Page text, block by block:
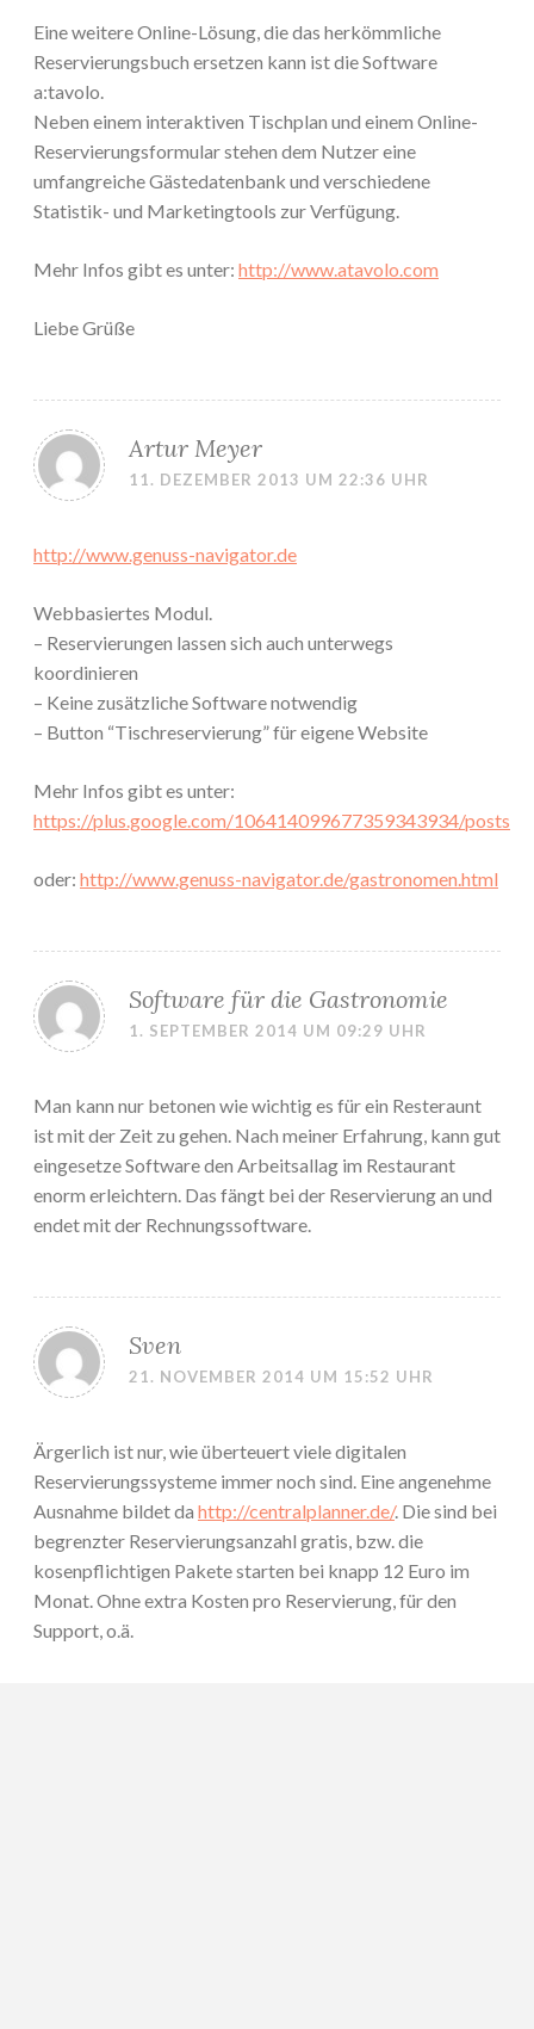
Eine weitere Online-Lösung, die das herkömmliche
Reservierungsbuch ersetzen kann ist die Software
a:tavolo.
Neben einem interaktiven Tischplan und einem Online-
Reservierungsformular stehen dem Nutzer eine
umfangreiche Gästedatenbank und verschiedene
Statistik- und Marketingtools zur Verfügung.
Mehr Infos gibt es unter: http://www.atavolo.com
Liebe Grüße
Artur Meyer
11. DEZEMBER 2013 UM 22:36 UHR
http://www.genuss-navigator.de
Webbasiertes Modul.
– Reservierungen lassen sich auch unterwegs
koordinieren
– Keine zusätzliche Software notwendig
– Button “Tischreservierung” für eigene Website
Mehr Infos gibt es unter:
https://plus.google.com/106414099677359343934/posts
oder: http://www.genuss-navigator.de/gastronomen.html
Software für die Gastronomie
1. SEPTEMBER 2014 UM 09:29 UHR
Man kann nur betonen wie wichtig es für ein Resteraunt
ist mit der Zeit zu gehen. Nach meiner Erfahrung, kann gut
eingesetze Software den Arbeitsallag im Restaurant
enorm erleichtern. Das fängt bei der Reservierung an und
endet mit der Rechnungssoftware.
Sven
21. NOVEMBER 2014 UM 15:52 UHR
Ärgerlich ist nur, wie überteuert viele digitalen
Reservierungssysteme immer noch sind. Eine angenehme
Ausnahme bildet da http://centralplanner.de/. Die sind bei
begrenzter Reservierungsanzahl gratis, bzw. die
kosenpflichtigen Pakete starten bei knapp 12 Euro im
Monat. Ohne extra Kosten pro Reservierung, für den
Support, o.ä.